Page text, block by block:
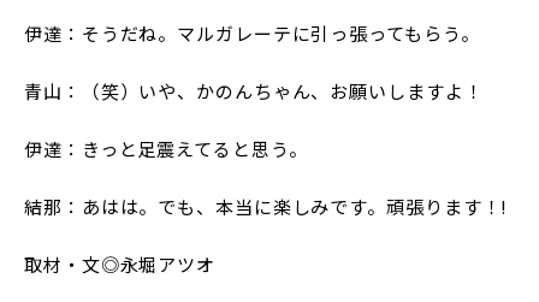
伊達：そうだね。マルガレーテに引っ張ってもらう。
青山：（笑）いや、かのんちゃん、お願いしますよ！
伊達：きっと足震えてると思う。
結那：あはは。でも、本当に楽しみです。頑張ります！!
取材・文◎永堀アツオ